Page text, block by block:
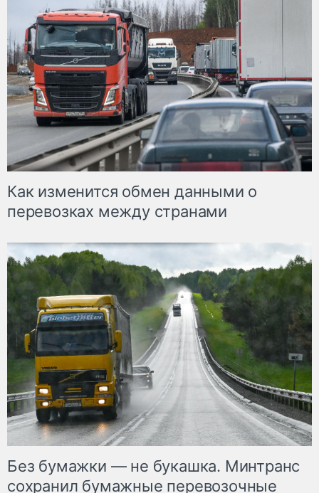
Как изменится обмен данными о
перевозках между странами
Без бумажки — не букашка. Минтранс
сохранил бумажные перевозочные